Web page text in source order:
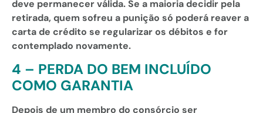
deve permanecer válida. Se a maioria decidir pela
retirada, quem sofreu a punição só poderá reaver a
carta de crédito se regularizar os débitos e for
contemplado novamente.
4 – PERDA DO BEM INCLUÍDO
COMO GARANTIA
Depois de um membro do consórcio ser